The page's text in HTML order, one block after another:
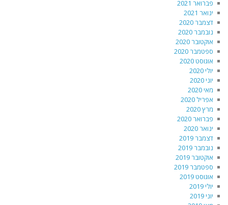
פברואר 2021
ינואר 2021
דצמבר 2020
נובמבר 2020
אוקטובר 2020
ספטמבר 2020
אוגוסט 2020
יולי 2020
יוני 2020
מאי 2020
אפריל 2020
מרץ 2020
פברואר 2020
ינואר 2020
דצמבר 2019
נובמבר 2019
אוקטובר 2019
ספטמבר 2019
אוגוסט 2019
יולי 2019
יוני 2019